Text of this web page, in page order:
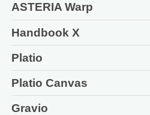
ASTERIA Warp
Handbook X
Platio
Platio Canvas
Gravio